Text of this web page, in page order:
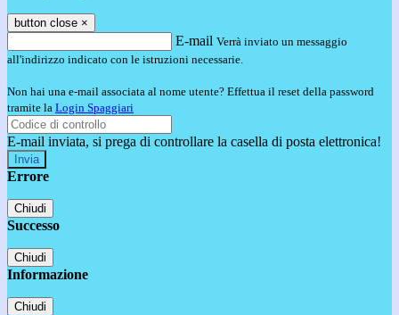
button close ×
E-mail Verrà inviato un messaggio
all'indirizzo indicato con le istruzioni necessarie.
Non hai una e-mail associata al nome utente? Effettua il reset della password
tramite la Login Spaggiari
E-mail inviata, si prega di controllare la casella di posta elettronica!
Errore
Chiudi
Successo
Chiudi
Informazione
Chiudi